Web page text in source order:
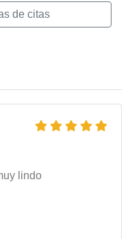
de citas
lindo